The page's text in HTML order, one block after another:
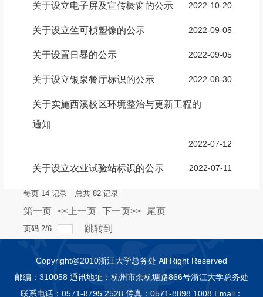
关于设立电子屏及宣传橱窗的公示 2022-10-20
关于设立竺可桢塑像的公示 2022-09-05
关于设置日晷的公示 2022-09-05
关于设立银泉餐厅标识的公示 2022-08-30
关于实施西溪校区环境整治与更新工程的
通知
2022-07-12
关于设立农业试验站标识的公示 2022-07-11
每页 14 记录 总共 82 记录
第一页 <<上一页 下一页>> 尾页
页码 2/6 跳转到
Copyright@2010浙江大学总务处 All Right Reserved
邮编：310058 通讯地址：杭州市余杭塘路866号浙江大学总务处
联系电话：0571-8795 2528 传真：0571-8898 1008 Email：